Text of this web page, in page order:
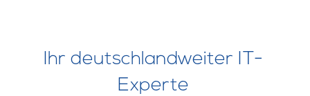
Ihr deutschlandweiter IT-
Experte